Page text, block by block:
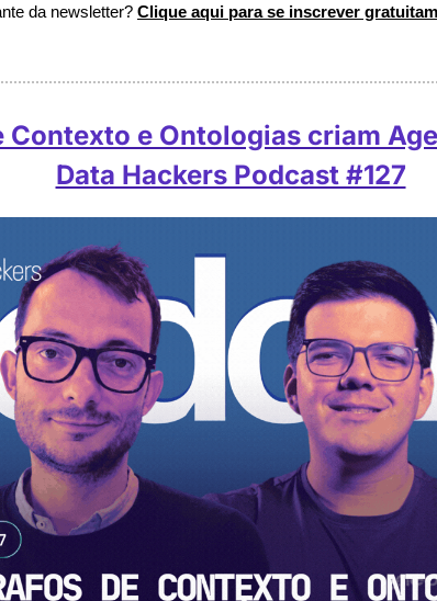
da newsletter? Clique aqui para se inscrever
Contexto e Ontologias criam
Data Hackers Podcast #127